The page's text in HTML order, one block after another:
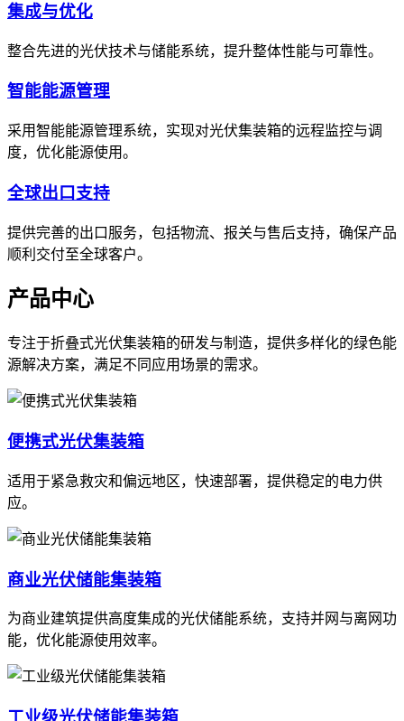
集成与优化
整合先进的光伏技术与储能系统，提升整体性能与可靠性。
智能能源管理
采用智能能源管理系统，实现对光伏集装箱的远程监控与调
度，优化能源使用。
全球出口支持
提供完善的出口服务，包括物流、报关与售后支持，确保产品
顺利交付至全球客户。
产品中心
专注于折叠式光伏集装箱的研发与制造，提供多样化的绿色能
源解决方案，满足不同应用场景的需求。
便携式光伏集装箱
适用于紧急救灾和偏远地区，快速部署，提供稳定的电力供
应。
商业光伏储能集装箱
为商业建筑提供高度集成的光伏储能系统，支持并网与离网功
能，优化能源使用效率。
工业级光伏储能集装箱